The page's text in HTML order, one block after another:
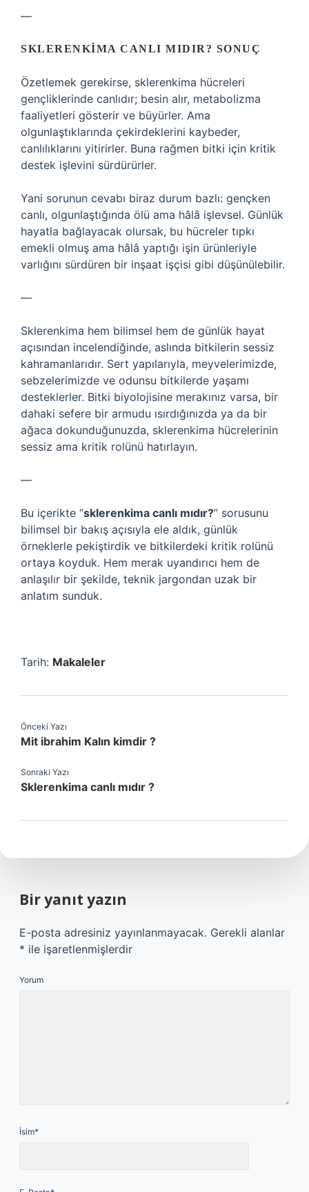
—
SKLERENKIMA CANLI MIDIR? SONUÇ
Özetlemek gerekirse, sklerenkima hücreleri
gençliklerinde canlıdır; besin alır, metabolizma
faaliyetleri gösterir ve büyürler. Ama
olgunlaştıklarında çekirdeklerini kaybeder,
canlılıklarını yitirirler. Buna rağmen bitki için kritik
destek işlevini sürdürürler.
Yani sorunun cevabı biraz durum bazlı: gençken
canlı, olgunlaştığında ölü ama hâlâ işlevsel. Günlük
hayatla bağlayacak olursak, bu hücreler tıpkı
emekli olmuş ama hâlâ yaptığı işin ürünleriyle
varlığını sürdüren bir inşaat işçisi gibi düşünülebilir.
—
Sklerenkima hem bilimsel hem de günlük hayat
açısından incelendiğinde, aslında bitkilerin sessiz
kahramanlarıdır. Sert yapılarıyla, meyvelerimizde,
sebzelerimizde ve odunsu bitkilerde yaşamı
desteklerler. Bitki biyolojisine merakınız varsa, bir
dahaki sefere bir armudu ısırdığınızda ya da bir
ağaca dokunduğunuzda, sklerenkima hücrelerinin
sessiz ama kritik rolünü hatırlayın.
—
Bu içerikte “sklerenkima canlı mıdır?” sorusunu
bilimsel bir bakış açısıyla ele aldık, günlük
örneklerle pekiştirdik ve bitkilerdeki kritik rolünü
ortaya koyduk. Hem merak uyandırıcı hem de
anlaşılır bir şekilde, teknik jargondan uzak bir
anlatım sunduk.
Tarih: Makaleler
Önceki Yazı
Mit ibrahim Kalın kimdir ?
Sonraki Yazı
Sklerenkima canlı mıdır ?
Bir yanıt yazın
E-posta adresiniz yayınlanmayacak. Gerekli alanlar
* ile işaretlenmişlerdir
Yorum
İsim*